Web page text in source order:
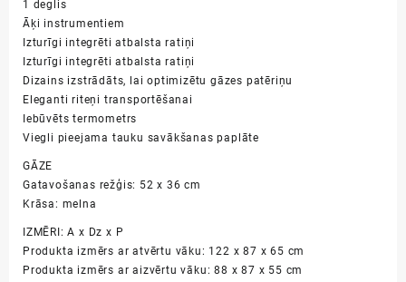
1 deglis
Āķi instrumentiem
Izturīgi integrēti atbalsta ratiņi
Izturīgi integrēti atbalsta ratiņi
Dizains izstrādāts, lai optimizētu gāzes patēriņu
Eleganti riteņi transportēšanai
Iebūvēts termometrs
Viegli pieejama tauku savākšanas paplāte
GĀZE
Gatavošanas režģis: 52 x 36 cm
Krāsa: melna
IZMĒRI: A x Dz x P
Produkta izmērs ar atvērtu vāku: 122 x 87 x 65 cm
Produkta izmērs ar aizvērtu vāku: 88 x 87 x 55 cm